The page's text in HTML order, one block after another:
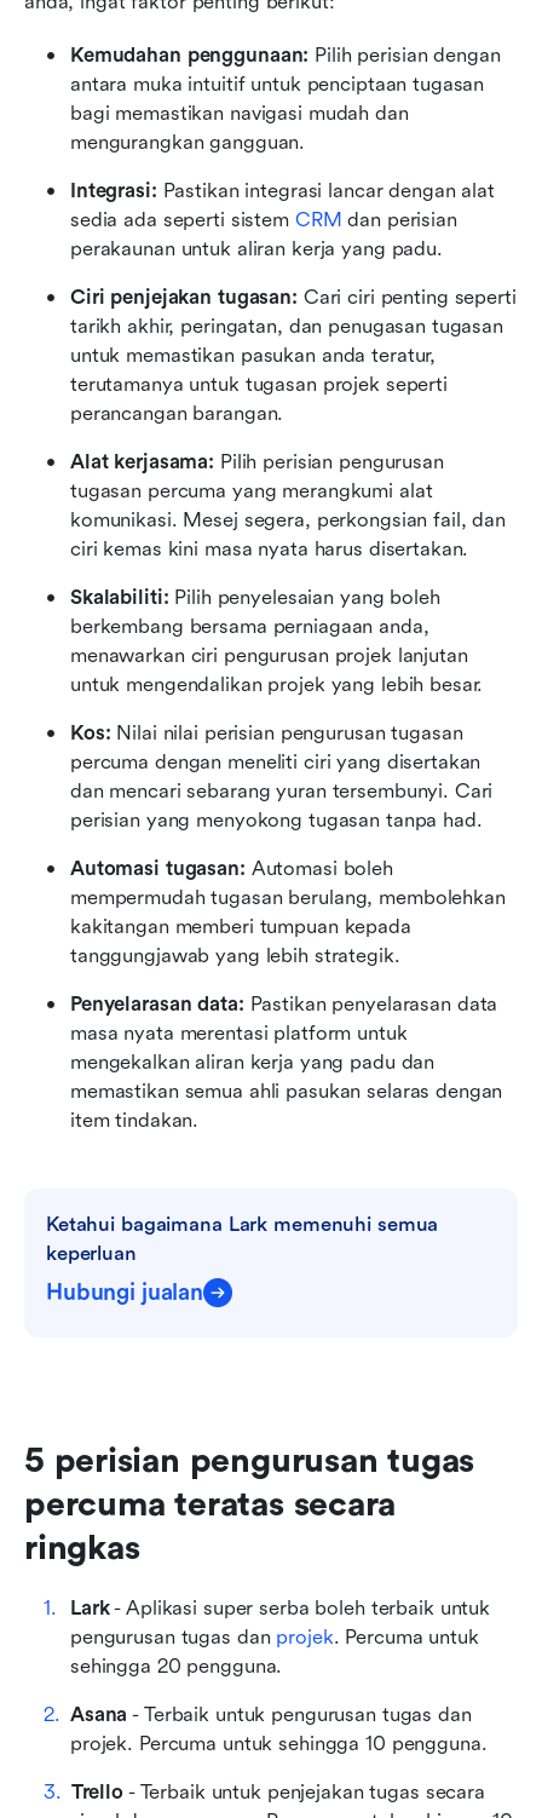
Kemudahan penggunaan: Pilih perisian dengan
antara muka intuitif untuk penciptaan tugasan
bagi memastikan navigasi mudah dan
mengurangkan gangguan.
Integrasi: Pastikan integrasi lancar dengan alat
sedia ada seperti sistem CRM dan perisian
perakaunan untuk aliran kerja yang padu.
Ciri penjejakan tugasan: Cari ciri penting seperti
tarikh akhir, peringatan, dan penugasan tugasan
untuk memastikan pasukan anda teratur,
terutamanya untuk tugasan projek seperti
perancangan barangan.
Alat kerjasama: Pilih perisian pengurusan
tugasan percuma yang merangkumi alat
komunikasi. Mesej segera, perkongsian fail, dan
ciri kemas kini masa nyata harus disertakan.
Skalabiliti: Pilih penyelesaian yang boleh
berkembang bersama perniagaan anda,
menawarkan ciri pengurusan projek lanjutan
untuk mengendalikan projek yang lebih besar.
Kos: Nilai nilai perisian pengurusan tugasan
percuma dengan meneliti ciri yang disertakan
dan mencari sebarang yuran tersembunyi. Cari
perisian yang menyokong tugasan tanpa had.
Automasi tugasan: Automasi boleh
mempermudah tugasan berulang, membolehkan
kakitangan memberi tumpuan kepada
tanggungjawab yang lebih strategik.
Penyelarasan data: Pastikan penyelarasan data
masa nyata merentasi platform untuk
mengekalkan aliran kerja yang padu dan
memastikan semua ahli pasukan selaras dengan
item tindakan.
Ketahui bagaimana Lark memenuhi semua
keperluan
Hubungi jualan
5 perisian pengurusan tugas
percuma teratas secara
ringkas
Lark - Aplikasi super serba boleh terbaik untuk
pengurusan tugas dan projek. Percuma untuk
sehingga 20 pengguna.
Asana - Terbaik untuk pengurusan tugas dan
projek. Percuma untuk sehingga 10 pengguna.
Trello - Terbaik untuk penjejakan tugas secara